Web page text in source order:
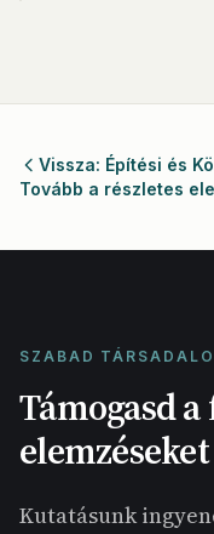
Vissza: Építési és
Tovább a részletes
SZABAD
Támogasd
elemzéseket
Kutatásunk